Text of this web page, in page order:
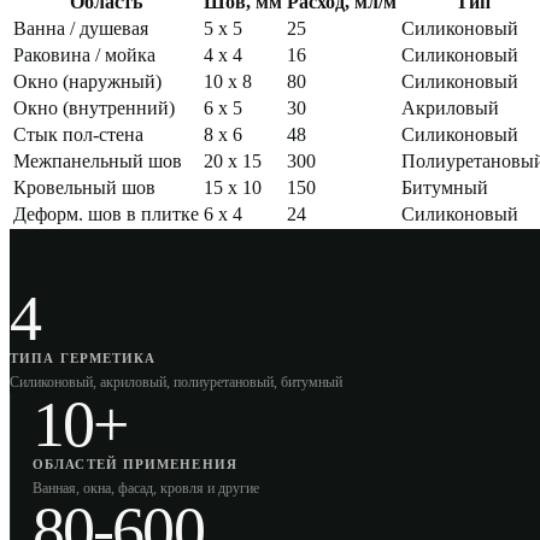
Ванна / душевая
5 x 5 25
Силиконовый
Раковина / мойка
4 x 4 16
Силиконовый
Окно (наружный)
10 x 8 80
Силиконовый
Окно (внутренний)
6 x 5 30
Акриловый
Стык пол-стена
8 x 6 48
Силиконовый
Межпанельный шов
20 x 15 300
Кровельный шов
15 x 10 150
Битумный
Деформ. шов в плитке 6 x 4 24 Силиконовый
4
ТИПА ГЕРМЕТИКА
Силиконовый, акриловый, полиуретановый, битумный
10+
ОБЛАСТЕЙ ПРИМЕНЕНИЯ
Ванная, окна, фасад, кровля и другие